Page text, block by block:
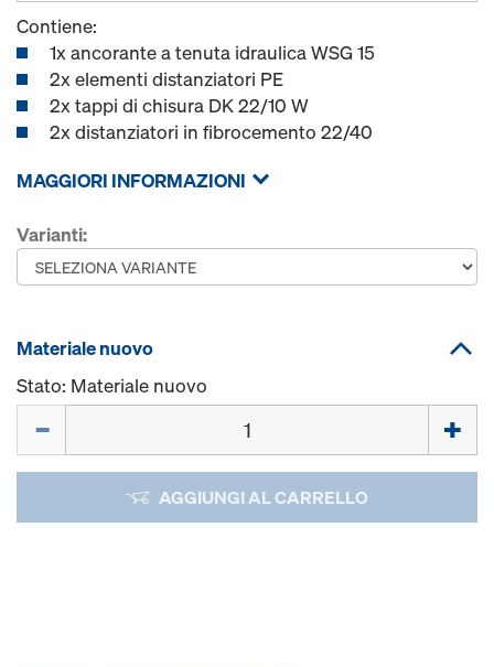
Contiene:
1x ancorante a tenuta idraulica WSG 15
2x elementi distanziatori PE
2x tappi di chisura DK 22/10 W
2x distanziatori in fibrocemento 22/40
MAGGIORI INFORMAZIONI
Varianti:
Materiale nuovo
Stato: Materiale nuovo
AGGIUNGI AL CARRELLO